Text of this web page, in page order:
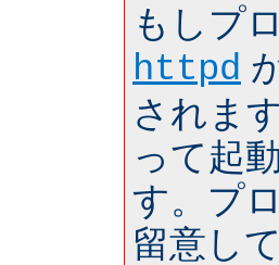
もしプ
httpd
されま
って起
す。プ
留意し